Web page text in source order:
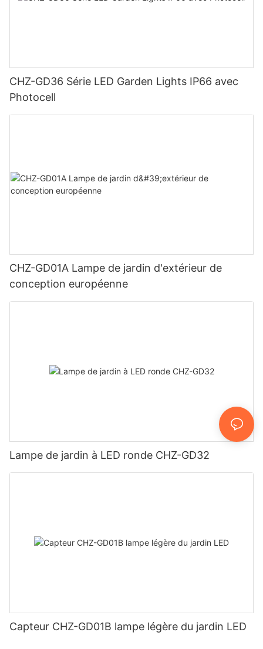
CHZ-GD36 Série LED Garden Lights IP66 avec
Photocell
CHZ-GD01A Lampe de jardin d'extérieur de
conception européenne
Lampe de jardin à LED ronde CHZ-GD32
Capteur CHZ-GD01B lampe légère du jardin LED